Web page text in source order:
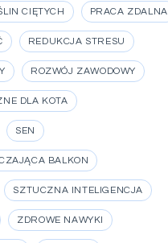
CIĘTYCH PRACA ZDALNA
REDUKCJA STRESU
ROZWÓJ ZAWODOWY
DLA KOTA
SEN
BALKON
SZTUCZNA INTELIGENCJA
ZDROWE NAWYKI